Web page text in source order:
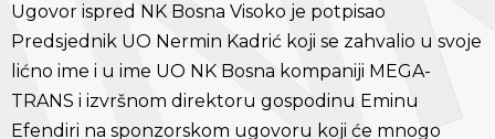
Ugovor ispred NK Bosna Visoko je potpisao
Predsjednik UO Nermin Kadrić koji se zahvalio u svoje
lićno ime i u ime UO NK Bosna kompaniji MEGA-
TRANS i izvršnom direktoru gospodinu Eminu
Efendiri na sponzorskom ugovoru koji će mnogo